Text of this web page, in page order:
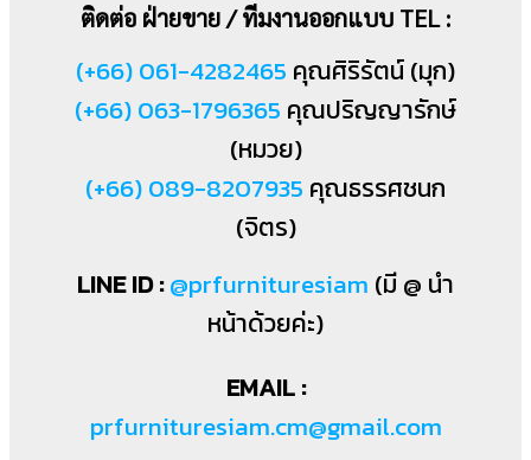
ติดต่อ ฝ่ายขาย / ทีมงานออกแบบ TEL :
(+66) 061-4282465 คุณศิริรัตน์ (มุก)
(+66) 063-1796365 คุณปริญญารักษ์
(หมวย)
(+66) 089-8207935 คุณธรรศชนก
(จิตร)
LINE ID :@prfurnituresiam (มี @ นำ
หน้าด้วยค่ะ)
EMAIL :
prfurnituresiam.cm@gmail.com